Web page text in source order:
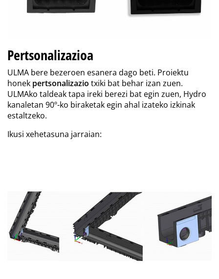
Pertsonalizazioa
ULMA bere bezeroen esanera dago beti. Proiektu
honek pertsonalizazio txiki bat behar izan zuen.
ULMAko taldeak tapa ireki berezi bat egin zuen, Hydro
kanaletan 90º-ko biraketak egin ahal izateko izkinak
estaltzeko.
Ikusi xehetasuna jarraian: